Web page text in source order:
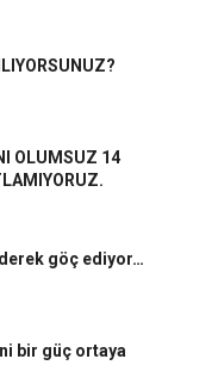
OLUMSUZ 14
göç ediyor…
bir güç ortaya